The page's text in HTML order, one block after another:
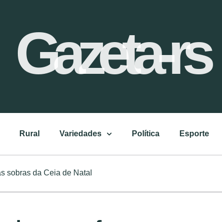
Gazeta-rs
Rural Variedades Política Esporte
sobras da Ceia de Natal